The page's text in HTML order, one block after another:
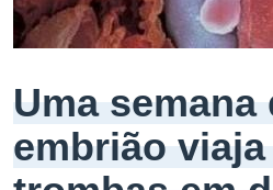
Uma semana
embrião